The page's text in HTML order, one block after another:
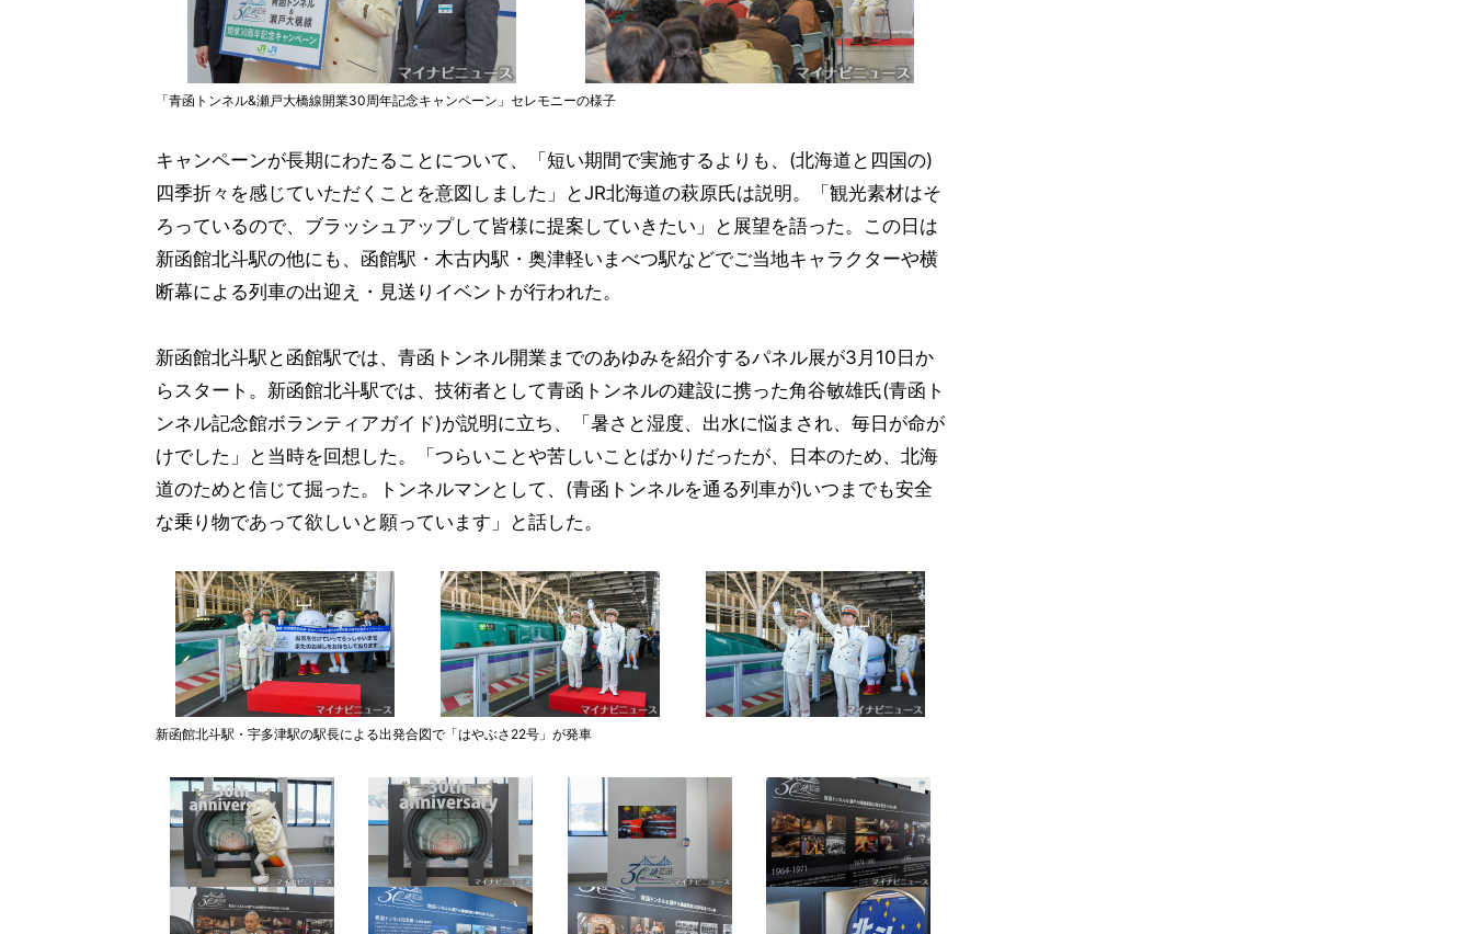
「青函トンネル&瀬戸大橋線開業30周年記念キャンペーン」セレモニーの様子
キャンペーンが長期にわたることについて、「短い期間で実施するよりも、(北海道と四国の)
四季折々を感じていただくことを意図しました」とJR北海道の萩原氏は説明。「観光素材はそ
ろっているので、ブラッシュアップして皆様に提案していきたい」と展望を語った。この日は
新函館北斗駅の他にも、函館駅・木古内駅・奥津軽いまべつ駅などでご当地キャラクターや横
断幕による列車の出迎え・見送りイベントが行われた。
新函館北斗駅と函館駅では、青函トンネル開業までのあゆみを紹介するパネル展が3月10日か
らスタート。新函館北斗駅では、技術者として青函トンネルの建設に携った角谷敏雄氏(青函ト
ンネル記念館ボランティアガイド)が説明に立ち、「暑さと湿度、出水に悩まされ、毎日が命が
けでした」と当時を回想した。「つらいことや苦しいことばかりだったが、日本のため、北海
道のためと信じて掘った。トンネルマンとして、(青函トンネルを通る列車が)いつまでも安全
な乗り物であって欲しいと願っています」と話した。
新函館北斗駅・宇多津駅の駅長による出発合図で「はやぶさ22号」が発車